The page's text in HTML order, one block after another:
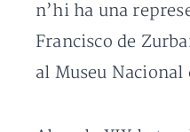
n’hi ha una
Francisco de
al Museu Nacional